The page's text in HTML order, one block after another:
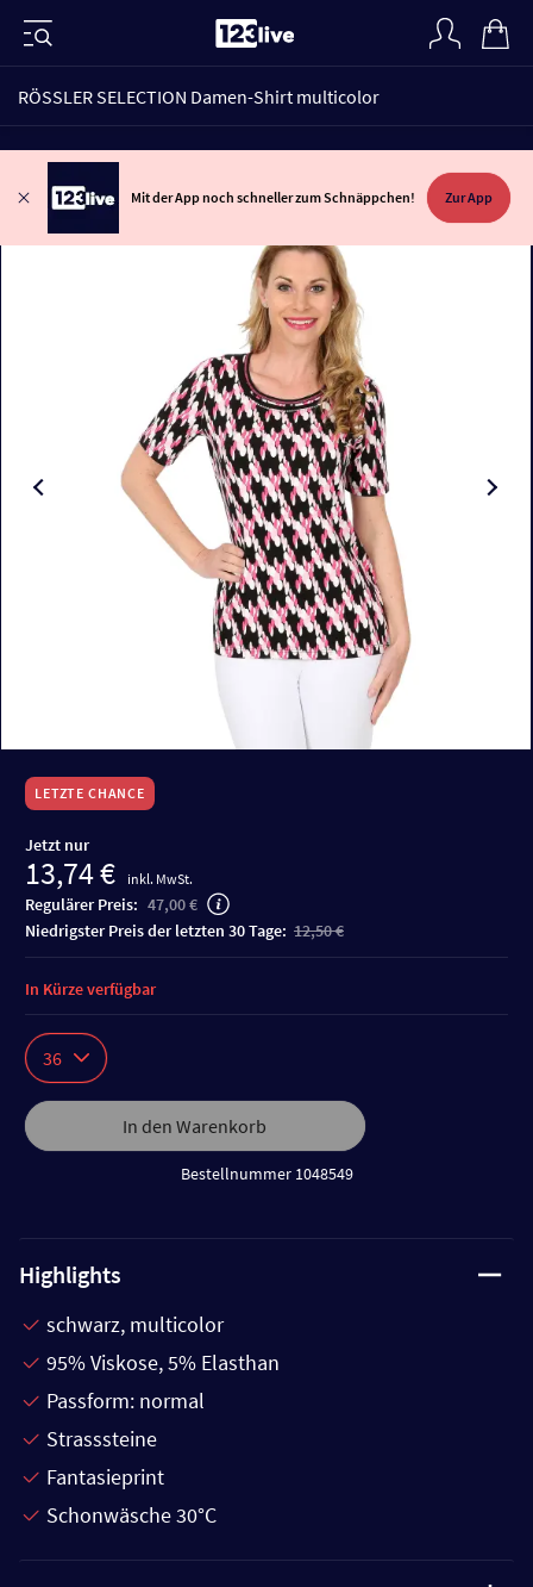
RÖSSLER SELECTION Damen-Shirt multicolor
Mit der App noch schneller zum Schnäppchen! Zur App
LETZTE CHANCE
Jetzt nur
13,74 € inkl. MwSt.
Regulärer Preis: 47,00 €
niedrigster Preis der letzten 30 Tage: 12,50 €
36
In den Warenkorb
Bestellnummer 1048549
In Kürze verfügbar
Highlights
schwarz, multicolor
95% Viskose, 5% Elasthan
Passform: normal
Strasssteine
Fantasieprint
Schonwäsche 30°C